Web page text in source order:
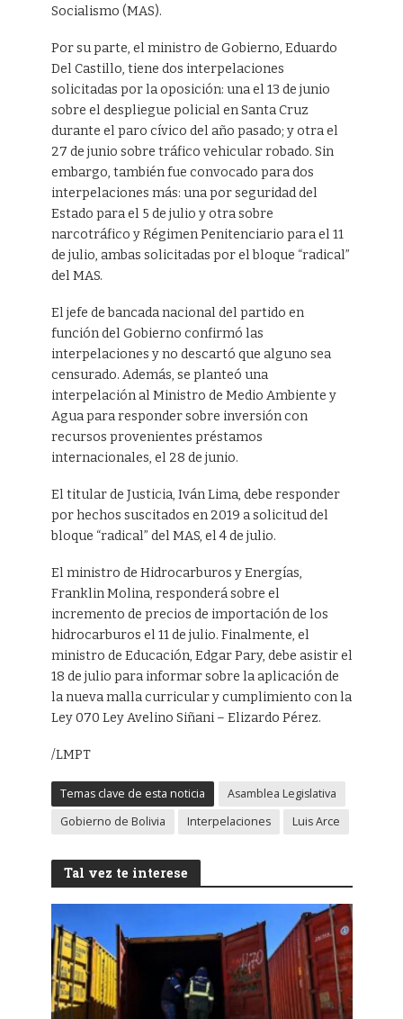
Socialismo (MAS).
Por su parte, el ministro de Gobierno, Eduardo
Del Castillo, tiene dos interpelaciones
solicitadas por la oposición: una el 13 de junio
sobre el despliegue policial en Santa Cruz
durante el paro cívico del año pasado; y otra el
27 de junio sobre tráfico vehicular robado. Sin
embargo, también fue convocado para dos
interpelaciones más: una por seguridad del
Estado para el 5 de julio y otra sobre
narcotráfico y Régimen Penitenciario para el 11
de julio, ambas solicitadas por el bloque “radical”
del MAS.
El jefe de bancada nacional del partido en
función del Gobierno confirmó las
interpelaciones y no descartó que alguno sea
censurado. Además, se planteó una
interpelación al Ministro de Medio Ambiente y
Agua para responder sobre inversión con
recursos provenientes préstamos
internacionales, el 28 de junio.
El titular de Justicia, Iván Lima, debe responder
por hechos suscitados en 2019 a solicitud del
bloque “radical” del MAS, el 4 de julio.
El ministro de Hidrocarburos y Energías,
Franklin Molina, responderá sobre el
incremento de precios de importación de los
hidrocarburos el 11 de julio. Finalmente, el
ministro de Educación, Edgar Pary, debe asistir el
18 de julio para informar sobre la aplicación de
la nueva malla curricular y cumplimiento con la
Ley 070 Ley Avelino Siñani – Elizardo Pérez.
/LMPT
Temas clave de esta noticia
Asamblea Legislativa
Gobierno de Bolivia
Interpelaciones Luis Arce
Tal vez te interese